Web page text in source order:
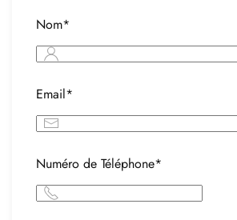
Nom*
Email*
Numéro de Téléphone*